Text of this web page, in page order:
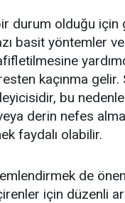
durum olduğu için
basit yöntemler ve
kaçınma
bu
derin nefes
faydalı olabilir.
de
için düzenli